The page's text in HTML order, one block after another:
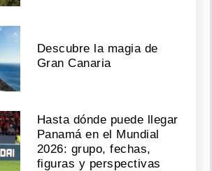
Descubre la magia de
Gran Canaria
Hasta dónde puede llegar
Panamá en el Mundial
2026: grupo, fechas,
figuras y perspectivas